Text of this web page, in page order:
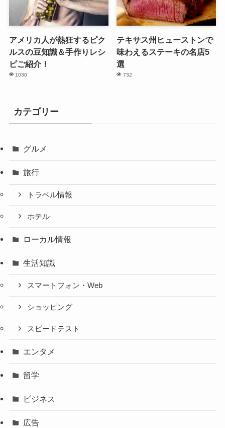
アメリカ人が熱狂するピク
ルスの豆知識＆手作りレシ
ピご紹介！
1030
テキサス州ヒューストンで
味わえるステーキの名店5
選
732
カテゴリー
グルメ
旅行
トラベル情報
ホテル
ローカル情報
生活知識
スマートフォン・Web
ショッピング
スピードテスト
エンタメ
留学
ビジネス
広告